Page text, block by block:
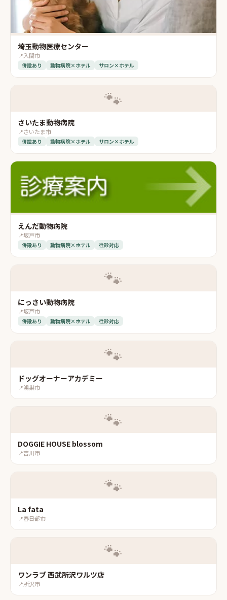
埼玉動物医療センター
📍入間市
併設あり 動物病院×ホテル サロン×ホテル
🐾
さいたま動物病院
📍さいたま市
併設あり 動物病院×ホテル サロン×ホテル
えんだ動物病院
📍坂戸市
併設あり 動物病院×ホテル 往診対応
🐾
にっさい動物病院
📍坂戸市
併設あり 動物病院×ホテル 往診対応
🐾
ドッグオーナーアカデミー
📍鴻巣市
🐾
DOGGIE HOUSE blossom
📍吉川市
🐾
La fata
📍春日部市
🐾
ワンラブ 西武所沢ワルツ店
📍所沢市